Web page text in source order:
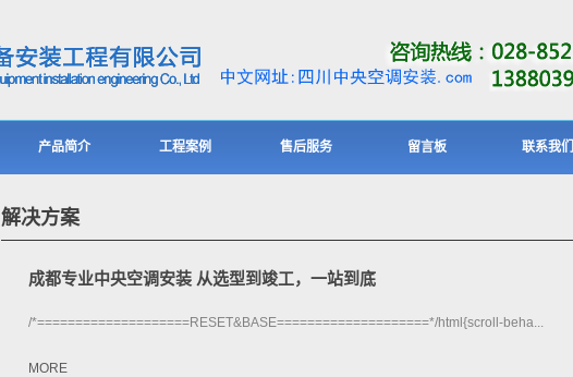
产品简介 工程案例 售后服务 留言板 联系我们
解决方案
成都专业中央空调安装 从选型到竣工，一站到底
/*====================RESET&BASE====================*/html{scroll-beha...
MORE